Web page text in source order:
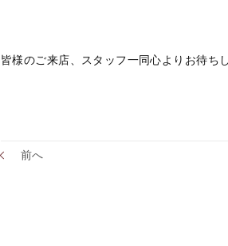
皆様のご来店、スタッフ一同心よりお待ち
前へ